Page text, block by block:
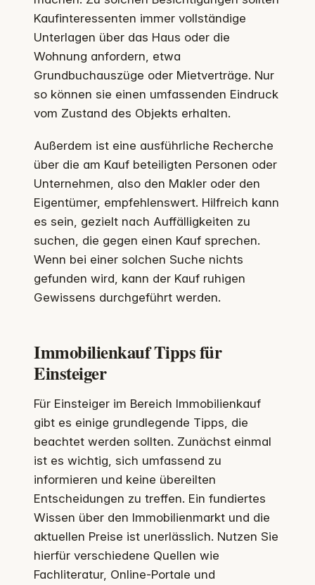
Kaufinteressenten immer vollständige
Unterlagen über das Haus oder die
Wohnung anfordern, etwa
Grundbuchauszüge oder Mietverträge. Nur
so können sie einen umfassenden Eindruck
vom Zustand des Objekts erhalten.
Außerdem ist eine ausführliche Recherche
über die am Kauf beteiligten Personen oder
Unternehmen, also den Makler oder den
Eigentümer, empfehlenswert. Hilfreich kann
es sein, gezielt nach Auffälligkeiten zu
suchen, die gegen einen Kauf sprechen.
Wenn bei einer solchen Suche nichts
gefunden wird, kann der Kauf ruhigen
Gewissens durchgeführt werden.
Immobilienkauf Tipps für
Einsteiger
Für Einsteiger im Bereich Immobilienkauf
gibt es einige grundlegende Tipps, die
beachtet werden sollten. Zunächst einmal
ist es wichtig, sich umfassend zu
informieren und keine übereilten
Entscheidungen zu treffen. Ein fundiertes
Wissen über den Immobilienmarkt und die
aktuellen Preise ist unerlässlich. Nutzen Sie
hierfür verschiedene Quellen wie
Fachliteratur, Online-Portale und